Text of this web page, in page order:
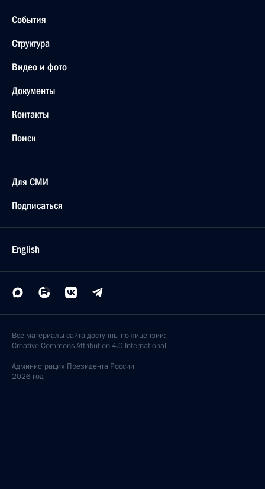
События
Структура
Видео и фото
Документы
Контакты
Поиск
Для СМИ
Подписаться
English
Все материалы сайта доступны по лицензии:
Creative Commons Attribution 4.0 International
Администрация Президента России
2026 год